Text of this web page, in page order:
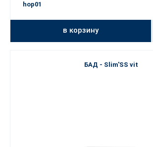
hop01
в корзину
БАД - Slim'SS vit